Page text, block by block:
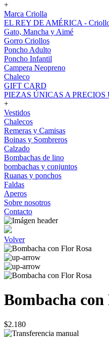
+
Marca Criolla
EL REY DE AMÉRICA -
Gato, Mancha y Aimé
Gorro Criollos
Poncho Adulto
Poncho Infantil
Campera Neopreno
Chaleco
GIFT CARD
PIEZAS ÚNICAS A PRECIOS
+
Vestidos
Chalecos
Remeras y Camisas
Boinas y Sombreros
Calzado
Bombachas de lino
bombachas y conjuntos
Ruanas y ponchos
Faldas
Aperos
Sobre nosotros
Contacto
Volver
Bombacha
$2.180